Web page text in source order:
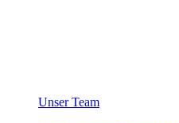
Unser Team